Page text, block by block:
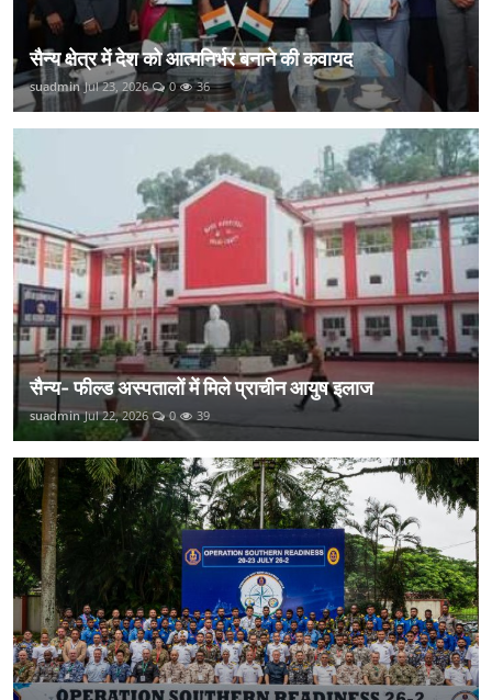
सैन्य क्षेत्र में देश को आत्मनिर्भर बनाने की कवायद
suadmin Jul 23, 2026 0 36
सैन्य- फील्ड अस्पतालों में मिले प्राचीन आयुष इलाज
suadmin Jul 22, 2026 0 39